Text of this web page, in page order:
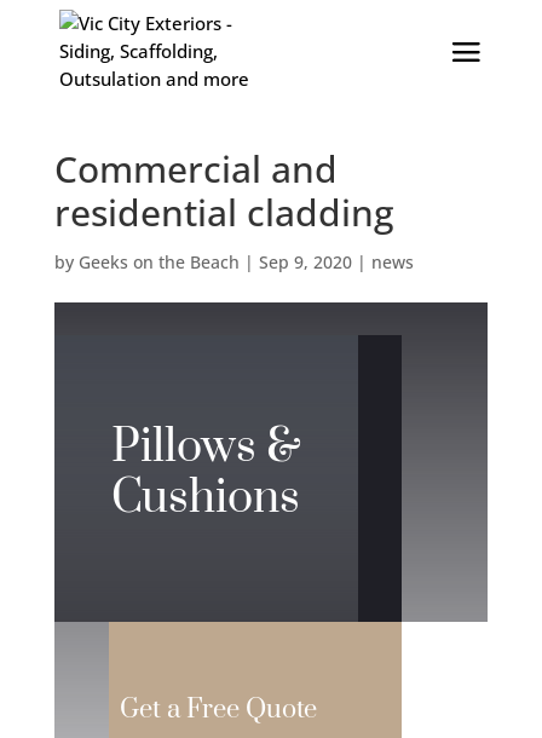
Commercial and
residential cladding
by Geeks on the Beach | Sep 9, 2020| news
Pillows &
Cushions
Get a Free Quote